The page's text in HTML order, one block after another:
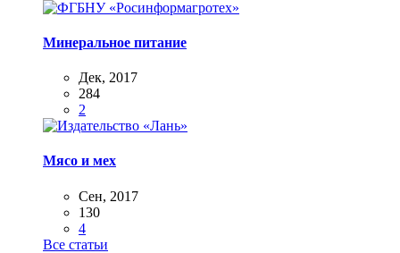
Минеральное питание
Дек, 2017
284
2
Мясо и мех
Сен, 2017
130
4
Все статьи